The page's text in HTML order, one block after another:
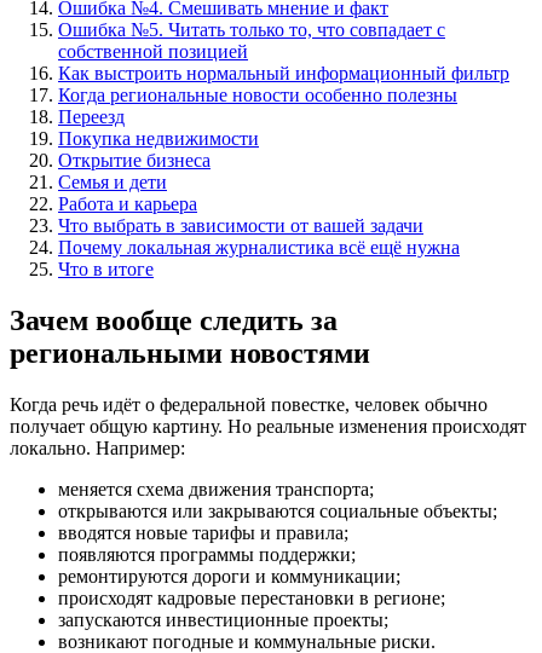
Ошибка №4. Смешивать мнение и факт
Ошибка №5. Читать только то, что совпадает с
собственной позицией
Как выстроить нормальный информационный фильтр
Когда региональные новости особенно полезны
Переезд
Покупка недвижимости
Открытие бизнеса
Семья и дети
Работа и карьера
Что выбрать в зависимости от вашей задачи
Почему локальная журналистика всё ещё нужна
Что в итоге
Зачем вообще следить за
региональными новостями
Когда речь идёт о федеральной повестке, человек обычно
получает общую картину. Но реальные изменения происходят
локально. Например:
меняется схема движения транспорта;
открываются или закрываются социальные объекты;
вводятся новые тарифы и правила;
появляются программы поддержки;
ремонтируются дороги и коммуникации;
происходят кадровые перестановки в регионе;
запускаются инвестиционные проекты;
возникают погодные и коммунальные риски.